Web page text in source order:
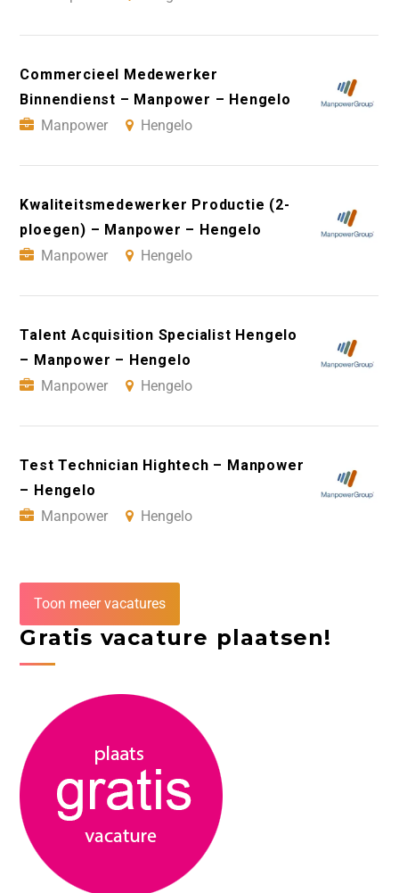
Commercieel Medewerker
Binnendienst – Manpower – Hengelo
Manpower
Hengelo
Kwaliteitsmedewerker Productie (2-
ploegen) – Manpower – Hengelo
Manpower
Hengelo
Talent Acquisition Specialist Hengelo
– Manpower – Hengelo
Manpower
Hengelo
Test Technician Hightech – Manpower
– Hengelo
Manpower
Hengelo
Toon meer vacatures
Gratis vacature plaatsen!